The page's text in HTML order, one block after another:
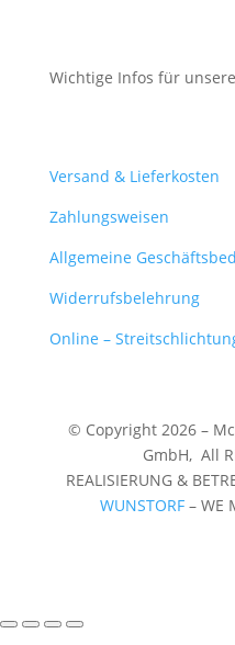
Wichtige Infos für
Versand & Lieferkosten
Zahlungsweisen
Allgemeine
Widerrufsbelehrung
Online –
© Copyright 2026 –
GmbH, All
REALISIERUNG &
WUNSTORF– WE